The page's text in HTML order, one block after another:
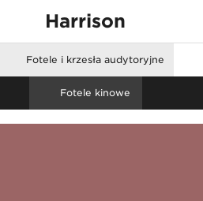
Harrison
Fotele i krzesła audytoryjne
Fotele kinowe
none